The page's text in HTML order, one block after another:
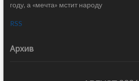
году, а «мечта» мстит народу
RSS
Архив